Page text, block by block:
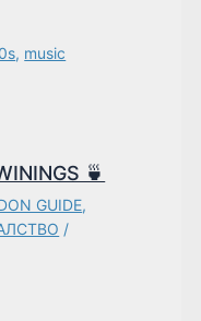
, music
🍵
GUIDE,
/